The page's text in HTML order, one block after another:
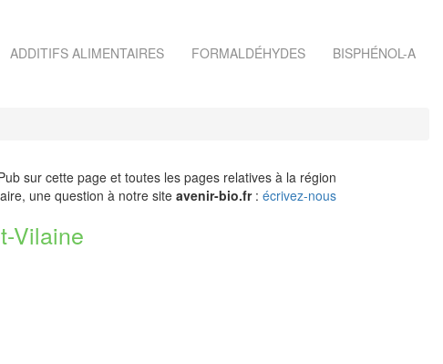
ADDITIFS ALIMENTAIRES FORMALDÉHYDES BISPHÉNOL-A
sur cette page et toutes les pages relatives à la région
une question à notre siteavenir-bio.fr: écrivez-nous
Vilaine